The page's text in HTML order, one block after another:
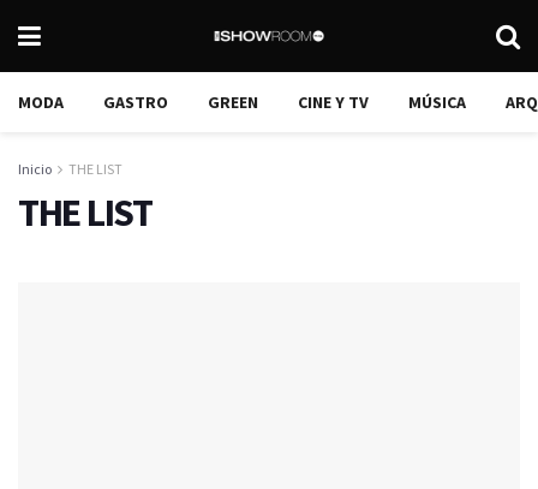
MODA GASTRO GREEN CINE Y TV MÚSICA
Inicio THE LIST
THE LIST